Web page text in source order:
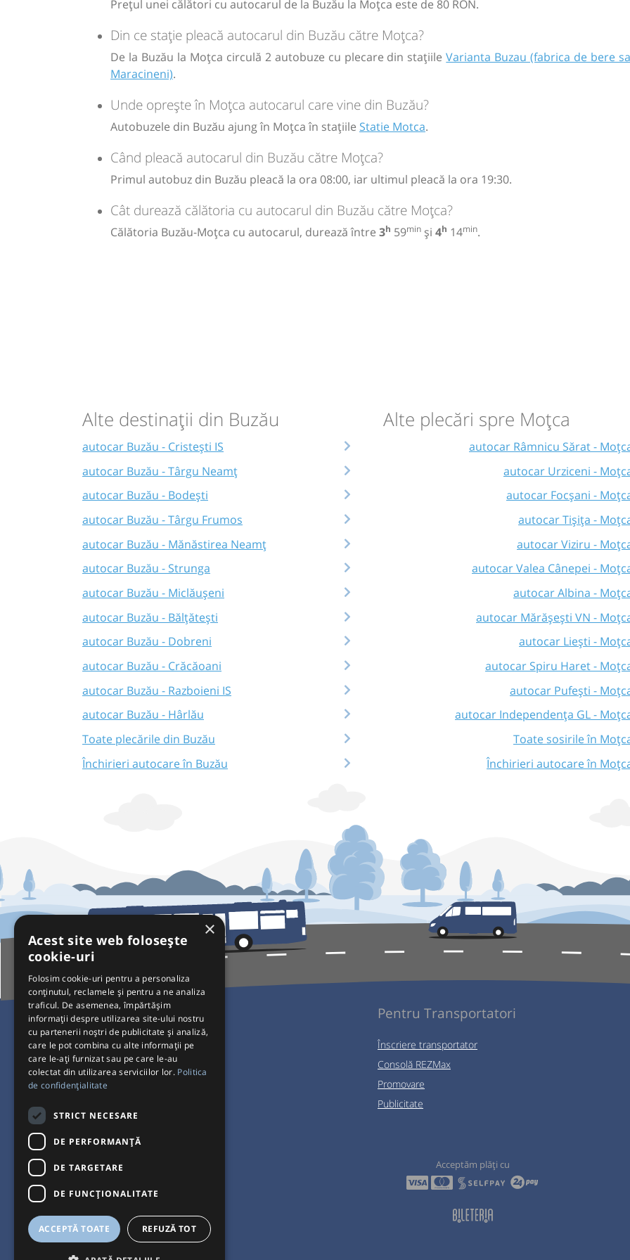
80lei Cumpărăbilet
Sursa: Hermes SRL | Ultima actualizare:
Prețul unei călători cu autocarul de la Buzău la Moțca este de 80 RON.
Din ce stație pleacă autocarul din Buzău către Moțca?
De la Buzău la Moțca circulă 2 autobuze cu plecare din stațiileVarianta Buzau (fabrica de bere
Maracineni).
Unde oprește în Moțca autocarul care vine din Buzău?
Autobuzele din Buzău ajung în Moțca în stațiile Statie Motca.
Când pleacă autocarul din Buzău către Moțca?
Primul autobuz din Buzău pleacă la ora 08:00, iar ultimul pleacă la ora 19:30.
Cât durează călătoria cu autocarul din Buzău către Moțca?
Călătoria Buzău-Moțca cu autocarul, durează între 3h 59min și 4h 14min.
Alte destinații din Buzău
autocar Buzău - Cristești IS
autocar Buzău - Târgu Neamț
autocar Buzău - Bodești
autocar Buzău - Târgu Frumos
autocar Buzău - Mănăstirea Neamţ
autocar Buzău - Strunga
autocar Buzău - Miclăușeni
autocar Buzău - Bălțătești
autocar Buzău - Dobreni
autocar Buzău - Crăcăoani
autocar Buzău - Razboieni IS
autocar Buzău - Hârlău
Toate plecările din Buzău
Închirieri autocare în Buzău
Alte plecări spre Moțca
autocar Râmnicu Sărat -
autocar Urziceni -
autocar Focșani -
autocar Tișița -
autocar Viziru -
autocar Valea Cânepei -
autocar Albina -
autocar Mărășești VN -
autocar Liești -
autocar Spiru Haret -
autocar Pufești -
autocar Independența GL -
Toate sosirile în
Închirieri autocare în
Pentru Călători
Curse autobuz
Plecări/Sosiri
Setări de cookie-uri
Pentru Transportatori
Înscriere transportator
Consolă REZMax
Promovare
Publicitate
Acceptăm plăți cu
×
Acest site web folosește
cookie-uri
Folosim cookie-uri pentru a personaliza
conținutul, reclamele și pentru a ne analiza
traficul. De asemenea, împărtășim
informații despre utilizarea site-ului nostru
cu partenerii noștri de publicitate și analiză,
care le pot combina cu alte informații pe
care le-ați furnizat sau pe care le-au
colectat din utilizarea serviciilor lor. Politica
de confidențialitate
STRICT NECESARE
DE PERFORMANȚĂ
DE TARGETARE
DE FUNCŢIONALITATE
ACCEPTĂ TOATE REFUZĂ TOT